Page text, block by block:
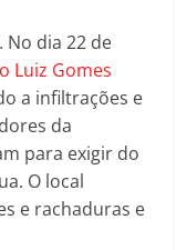
dia 22 de
Luiz Gomes
a infiltrações e
da
para exigir do
O local
e rachaduras e